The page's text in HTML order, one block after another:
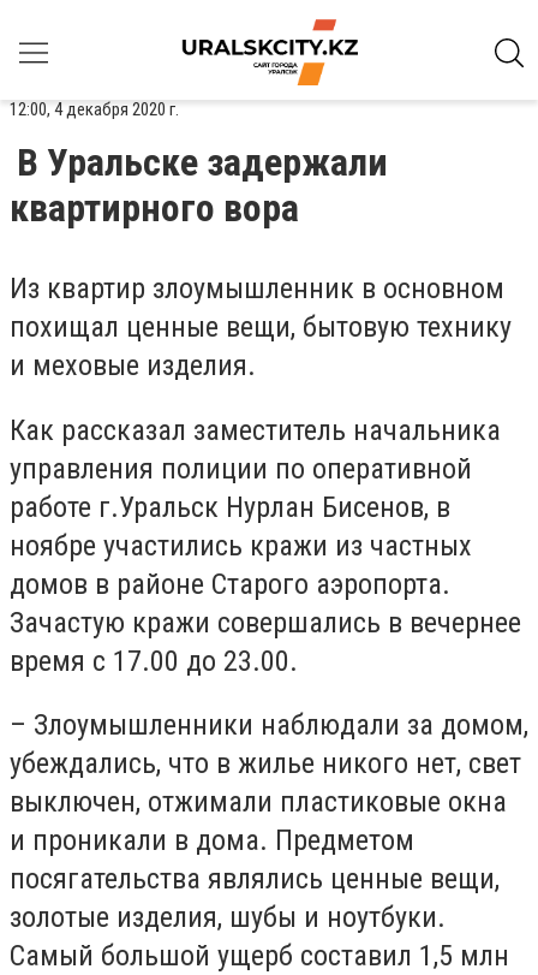
12:00, 4 декабря 2020 г.
В Уральске задержали
квартирного вора
Из квартир злоумышленник в основном
похищал ценные вещи, бытовую технику
и меховые изделия.
Как рассказал заместитель начальника
управления полиции по оперативной
работе г.Уральск Нурлан Бисенов, в
ноябре участились кражи из частных
домов в районе Старого аэропорта.
Зачастую кражи совершались в вечернее
время с 17.00 до 23.00.
– Злоумышленники наблюдали за домом,
убеждались, что в жилье никого нет, свет
выключен, отжимали пластиковые окна
и проникали в дома. Предметом
посягательства являлись ценные вещи,
золотые изделия, шубы и ноутбуки.
Самый большой ущерб составил 1,5 млн